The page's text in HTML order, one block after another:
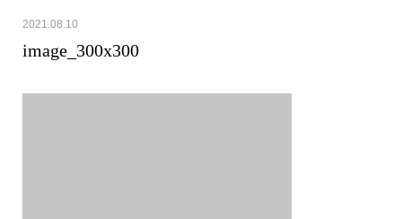
2021.08.10
image_300x300